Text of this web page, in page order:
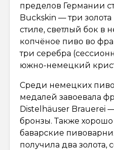
пределов Германии
Buckskin — три
стиле, светлый бок в
копчёное пиво во
три серебра
южно-немецкий
Среди немецких
медалей завоевала
Distelhäuser Brauerei
бронзы. Также хорошо
баварские
получила два золота,